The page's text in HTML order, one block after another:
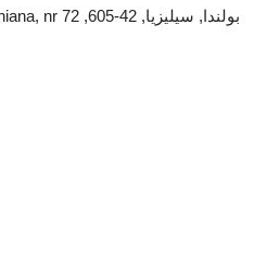
بولندا, سيليزيا, 42-605, Tarnowskie Góry, ul. Kopalniana, nr 72